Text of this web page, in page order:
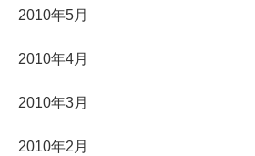
2010年5月
2010年4月
2010年3月
2010年2月